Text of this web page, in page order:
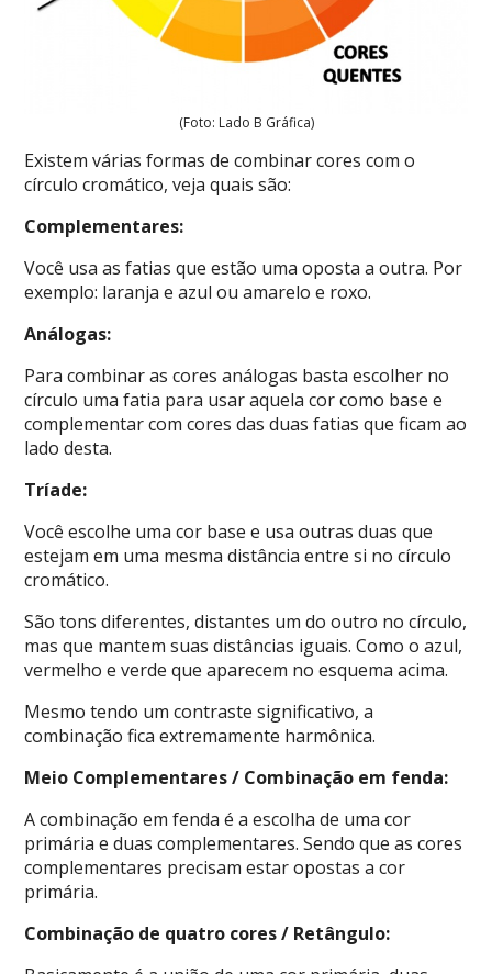
(Foto: Lado B Gráfica)
Existem várias formas de combinar cores com o
círculo cromático, veja quais são:
Complementares:
Você usa as fatias que estão uma oposta a outra. Por
exemplo: laranja eazul ou amarelo e roxo.
Análogas:
Para combinar as cores análogas basta escolher no
círculo uma fatia para usar aquela cor como base e
complementar com cores das duas fatias que ficam ao
lado desta.
Tríade:
Você escolhe uma cor base e usa outras duas que
estejam em uma mesma distância entre si no círculo
cromático.
São tons diferentes, distantes um do outro no círculo,
mas que mantem suas distâncias iguais. Como o azul,
vermelho e verde que aparecem no esquema acima.
Mesmo tendo um contraste significativo, a
combinação fica extremamente harmônica.
Meio Complementares / Combinação em fenda:
A combinação em fenda é a escolha de uma cor
primária e duas complementares. Sendo que as cores
complementares precisam estar opostas a cor
primária.
Combinação de quatro cores / Retângulo: